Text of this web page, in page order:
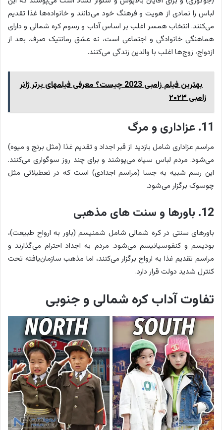
لباس را نمادی از هویت و فرهنگ خود می‌دانند و خانواده‌ها غذا تقدیم
می‌کنند. انتخاب همسر اغلب بر اساس آداب و رسوم کره شمالی و دارای
هماهنگی خانوادگی و اجتماعی است، نه عشق رمانتیک صرف. بعد از
ازدواج، زوج‌ها اغلب با والدین زندگی می‌کنند.
بهترین فیلم زامبی 2023 چیست؟ معرفی فیلمهای برتر ژانر
زامبی ۲۰۲۳
11. عزاداری و مرگ
مراسم عزاداری شامل بازدید از قبر اجداد و تقدیم غذا (مثل برنج و میوه)
می‌شود. مردم لباس سیاه می‌پوشند و برای چند روز سوگواری می‌کنند.
این رسم شبیه به جسا (مراسم اجدادی) است که در تعطیلاتی مثل
چوسوک برگزار می‌شود.
12. باورها و سنت های مذهبی
باورهای سنتی در کره شمالی شامل شمنیسم (باور به ارواح طبیعت)،
بودیسم و کنفوسیانیسم می‌شود. مردم به اجداد احترام می‌گذارند و
مراسم تقدیم غذا به ارواح برگزار می‌کنند، اما مذهب سازمان‌یافته تحت
کنترل شدید دولت قرار دارد.
تفاوت آداب کره شمالی و جنوبی